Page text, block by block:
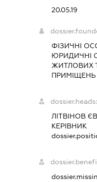
20.05.19
ФІЗИЧНІ
ЮРИДИЧНІ
ЖИТЛОВИХ
dossier.heads:
ЛІТВІНОВ
КЕРІВНИК